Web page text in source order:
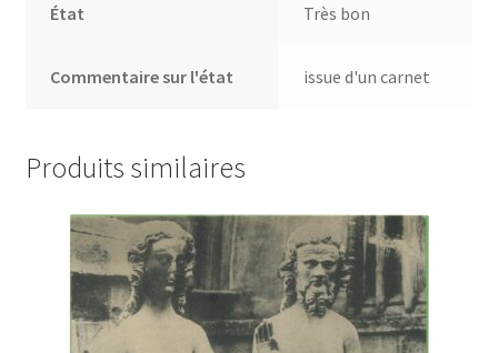
État Très bon
Commentaire sur l'état issue d'un carnet
Produits similaires